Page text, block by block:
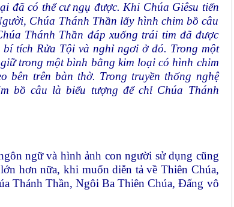
đã có thể cư ngụ được. Khi Chúa Giêsu tiến
Chúa Thánh Thần lấy hình chim bồ câu
Thánh Thần đáp xuống trái tim đã được
tích Rửa Tội và nghỉ ngơi ở đó. Trong một
trong một bình bằng kim loại có hình chim
bên trên bàn thờ. Trong truyền thống nghệ
bồ câu là biểu tượng để chỉ Chúa Thánh
ngữ và hình ảnh con người sử dụng cũng
hơn nữa, khi muốn diễn tả về Thiên Chúa,
Thánh Thần, Ngôi Ba Thiên Chúa, Đấng vô